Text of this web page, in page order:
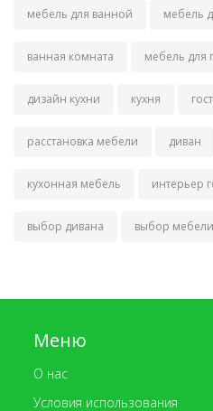
мебель для ванной мебель
ванная комната мебель для
дизайн кухни кухня
расстановка мебели диван
кухонная мебель интерьер
выбор дивана выбор мебели
Меню
О нас
Условия использования